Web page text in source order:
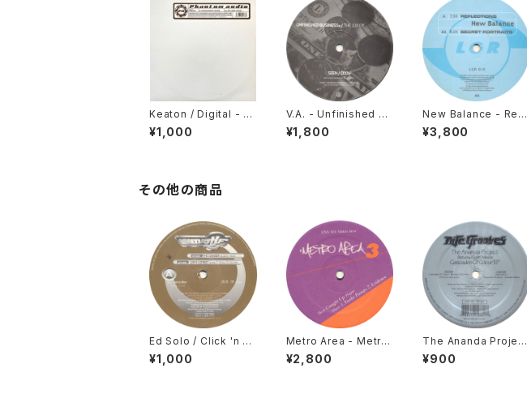
Keaton / Digital - G
ateman (Keaton Re
mix) / Get Loose [P
¥1,000
V.A. - Unfinished Bu
siness - The Job E
P [Trouble On Vinyl
¥1,800
New Balance - Refl
ections / Secret Por
traits [Looking Goo
¥3,800
その他の商品
Ed Solo / Click 'n C
ycle - The Danger /
125th Street [Emotif
¥1,000
Metro Area - Metro
Area 3 [Environ / 20
01]
¥2,800
The Ananda Project
featuring Gaelle Adi
sson - Cascades O
¥900